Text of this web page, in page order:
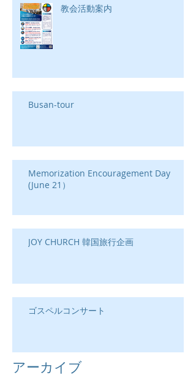
教会活動案内
Busan-tour
Memorization Encouragement Day
(June 21）
JOY CHURCH 韓国旅行企画
ゴスペルコンサート
アーカイブ